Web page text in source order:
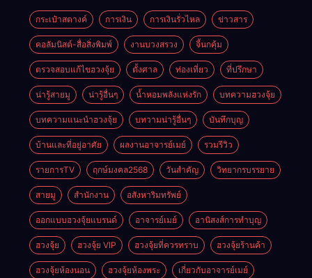
กระเป๋าสตางค์ การเงิน การเงินรั่วไหล ข่าวสาร
คอลัมนิสต์-สื่อสิ่งพิมพ์ งานบวงสรวง จี้นกคุ้ม
ตรวจสอบแก้ไขฮวงจุ้ย ตั้งศาล ท่องเที่ยว ที่ปรึกษา
น่ารู้สายมู น่ารู้อื่นๆ น้ำหอมพลังแห่งรัก บทความฮวงจุ้ย
บทความแนะนำฮวงจุ้ย บทวามน่ารู้อื่นๆ บันทึกบุญ
บ้านและที่อยู่อาศัย ผลงานอาจารย์เมย์ รวมรีวิว
รายการTV ฤกษ์มงคล2568 วันสำคัญ วิทยากรบรรยาย
สายมู สำนักงาน อสังหาริมทรัพย์
ออกแบบฮวงจุ้ยแบรนด์ อาจารย์เมย์ อานิสงส์การทำบุญ
ฮวงจุ้ย ฮวงจุ้ย VIP ฮวงจุ้ยที่ควรทราบ ฮวงจุ้ยร้านค้า
ฮวงจุ้ยห้องนอน ฮวงจุ้ยห้องพระ เกี่ยวกับอาจารย์เมย์